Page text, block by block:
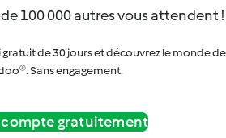
100 000 autres vous attendent !
de 30 jours et découvrez le monde de
Sans engagement.
compte gratuitement